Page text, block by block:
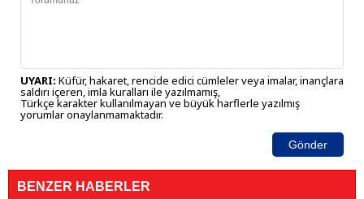
UYARI: Küfür, hakaret, rencide edici cümleler veya imalar, inançlara
saldırı içeren, imla kuralları ile yazılmamış,
Türkçe karakter kullanılmayan ve büyük harflerle yazılmış
yorumlar onaylanmamaktadır.
Gönder
BENZER HABERLER